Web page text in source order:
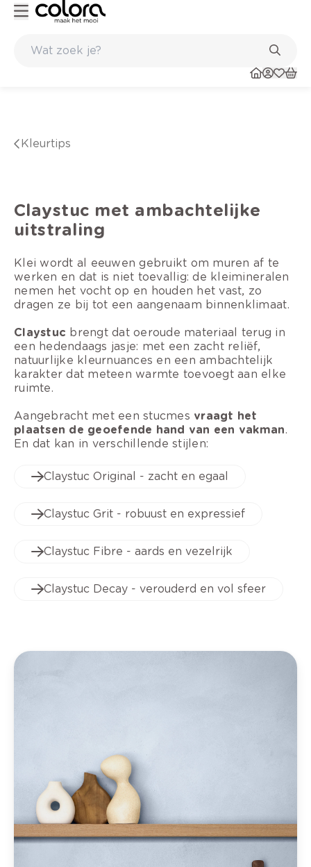
kleurtips
Claystuc met ambachtelijke
uitstraling
Klei wordt al eeuwen gebruikt om muren af te
werken en dat is niet toevallig: de kleimineralen
nemen het vocht op en houden het vast, zo
dragen ze bij tot een aangenaam binnenklimaat.
Claystuc brengt dat oeroude materiaal terug in
een hedendaags jasje: met een zacht reliëf,
natuurlijke kleurnuances en een ambachtelijk
karakter dat meteen warmte toevoegt aan elke
ruimte.
Aangebracht met een stucmes vraagt het
plaatsen de geoefende hand van een vakman.
En dat kan in verschillende stijlen:
Claystuc Original - zacht en egaal
Claystuc Grit - robuust en expressief
Claystuc Fibre - aards en vezelrijk
Claystuc Decay - verouderd en vol sfeer